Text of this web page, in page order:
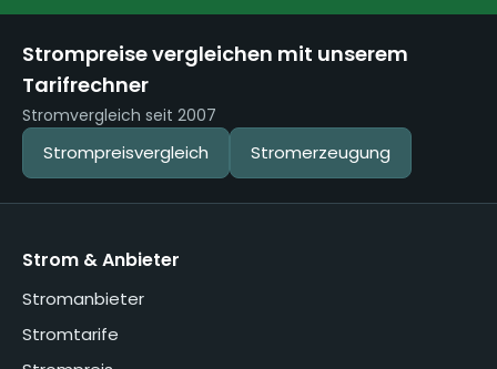
Strompreise vergleichen mit unserem
Tarifrechner
Stromvergleich seit 2007
Strompreisvergleich Stromerzeugung
Strom & Anbieter
Stromanbieter
Stromtarife